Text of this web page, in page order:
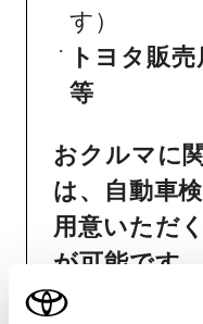
す）
トヨタ販
等
おクルマに
は、自動車
用意いただ
が可能です。